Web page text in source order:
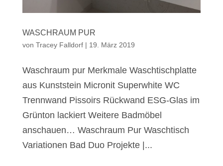
WASCHRAUM PUR
von Tracey Falldorf| 19. März 2019
Waschraum pur Merkmale Waschtischplatte
aus Kunststein Micronit Superwhite WC
Trennwand Pissoirs Rückwand ESG-Glas im
Grünton lackiert Weitere Badmöbel
anschauen… Waschraum Pur Waschtisch
Variationen Bad Duo Projekte |...